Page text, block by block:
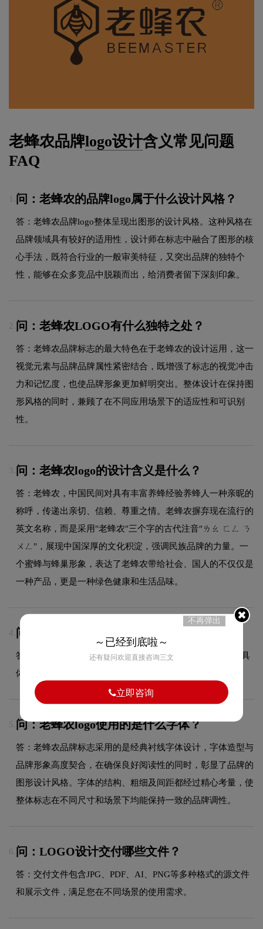
老蜂农品牌logo设计含义常见问题
FAQ
问：老蜂农的品牌logo属于什么设计风格？
答：老蜂农品牌logo整体呈现出图形的设计风格。这种风格在
品牌领域具有较好的适用性，设计师在标志中融合了图形的核
心手法，既符合行业的一般审美特征，又突出品牌的独特个
性，能够在众多竞品中脱颖而出，给消费者留下深刻印象。
2. 问：老蜂农LOGO有什么独特之处？
答：老蜂农品牌标志的最大特色在于老蜂农的设计运用，这一
视觉元素与品牌品牌属性紧密结合，既增强了标志的视觉冲击
力和记忆度，也使品牌形象更加鲜明突出。整体设计在保持图
形风格的同时，兼顾了在不同应用场景下的适应性和可识别
性。
3. 问：老蜂农logo的设计含义是什么？
答：老蜂农，中国民间对具有丰富养蜂经验养蜂人一种亲昵的
称呼，传递出亲切、信赖、尊重之情。老蜂农摒弃现在流行的
英文名称，而是采用"老蜂农"三个字的古代注音"ㄌㄠ ㄈㄥ ㄋ
ㄨㄥ"，展现中国深厚的文化积淀，强调民族品牌的力量。一
个蜜蜂与蜂巢形象，表达了老蜂农带给社会、国人的不仅仅是
一种产品，更是一种绿色健康和生活品味。
4. 问：LOGO设计周期多久？
答：根据项目复杂程度，设计周期一般为5至22个工作日，具
体时间在签订合同时与您确认。
5. 问：老蜂农logo使用的是什么字体？
答：老蜂农品牌标志采用的是经典衬线字体设计，字体造型与
品牌形象高度契合，在确保良好阅读性的同时，彰显了品牌的
图形设计风格。字体的结构、粗细及间距都经过精心考量，使
整体标志在不同尺寸和场景下均能保持一致的品牌调性。
6. 问：LOGO设计交付哪些文件？
答：交付文件包含JPG、PDF、AI、PNG等多种格式的源文件
和展示文件，满足您在不同场景的使用需求。
不再弹出
～已经到底啦～
还有疑问欢迎直接咨询三文
立即咨询